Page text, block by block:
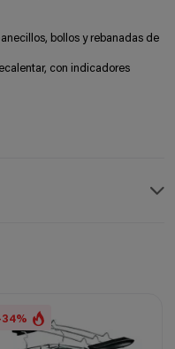
bollos y rebanadas de
con indicadores